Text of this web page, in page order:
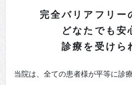
完全バリアフリー
どなた でも安
診療を受けら
当院は、全ての患者様が平等に診